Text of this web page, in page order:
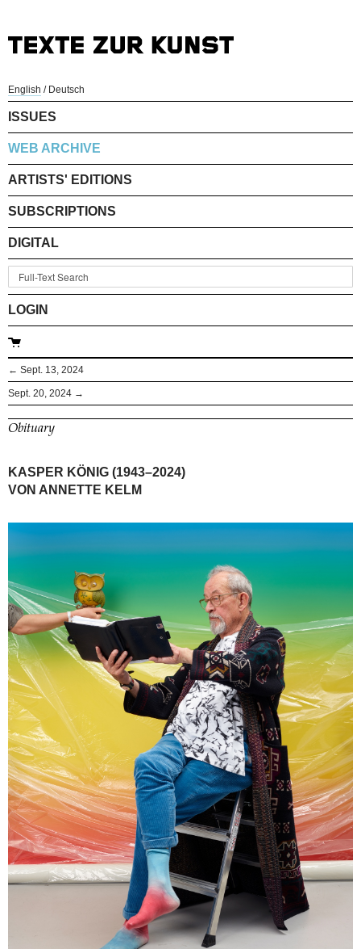
English / Deutsch
ISSUES
WEB ARCHIVE
ARTISTS' EDITIONS
SUBSCRIPTIONS
DIGITAL
LOGIN
← Sept. 13, 2024
Sept. 20, 2024 →
Obituary
KASPER KÖNIG (1943–2024)
VON ANNETTE KELM